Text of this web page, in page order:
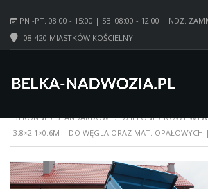
PN.-PT. 08:00 - 15:00 | SB. 08:00 - 12:00 | NDZ.
08-420 MIASTKÓW KOŚCIELNY
STRONNE/STANDARDOWE/DZIELONE/ NOWY
3.8×2.1×0.6M | DO WĘGLA ORAZ MAT. OPAŁOWYCH